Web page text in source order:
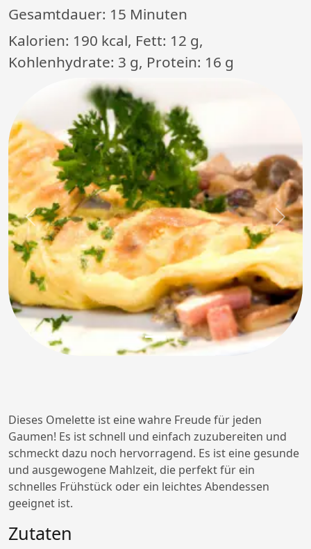
Gesamtdauer: 15 Minuten
Kalorien: 190 kcal, Fett: 12 g,
Kohlenhydrate: 3 g, Protein: 16 g
Previous Next
Dieses Omelette ist eine wahre Freude für jeden
Gaumen! Es ist schnell und einfach zuzubereiten und
schmeckt dazu noch hervorragend. Es ist eine gesunde
und ausgewogene Mahlzeit, die perfekt für ein
schnelles Frühstück oder ein leichtes Abendessen
geeignet ist.
Zutaten